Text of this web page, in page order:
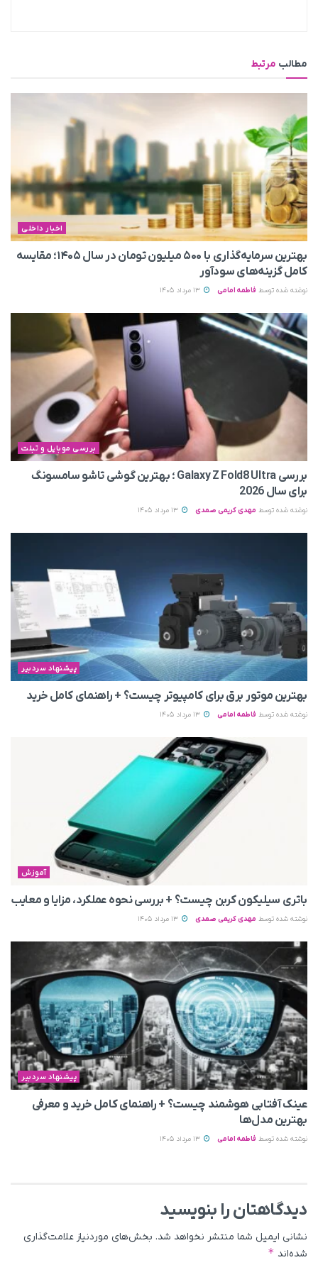
مطالب مرتبط
اخبار داخلی
بهترین سرمایه‌گذاری با ۵۰۰ میلیون تومان در سال ۱۴۰۵؛ مقایسه
کامل گزینه‌های سودآور
نوشته شده توسط فاطمه امامی
بررسی موبایل و تبلت
بررسی Galaxy Z Fold8 Ultra ؛ بهترین گوشی تاشو سامسونگ
برای سال 2026
نوشته شده توسط مهدی کریمی صمدی
پیشنهاد سردبیر
بهترین موتور برق برای کامپیوتر چیست؟ + راهنمای کامل خرید
نوشته شده توسط فاطمه امامی
آموزش
باتری سیلیکون کربن چیست؟ + بررسی نحوه عملکرد، مزایا و معایب
نوشته شده توسط مهدی کریمی صمدی
پیشنهاد سردبیر
عینک آفتابی هوشمند چیست؟ + راهنمای کامل خرید و معرفی
بهترین مدل‌ها
نوشته شده توسط فاطمه امامی
دیدگاهتان را بنویسید
نشانی ایمیل شما منتشر نخواهد شد. بخش‌های موردنیاز علامت‌گذاری
شده‌اند *